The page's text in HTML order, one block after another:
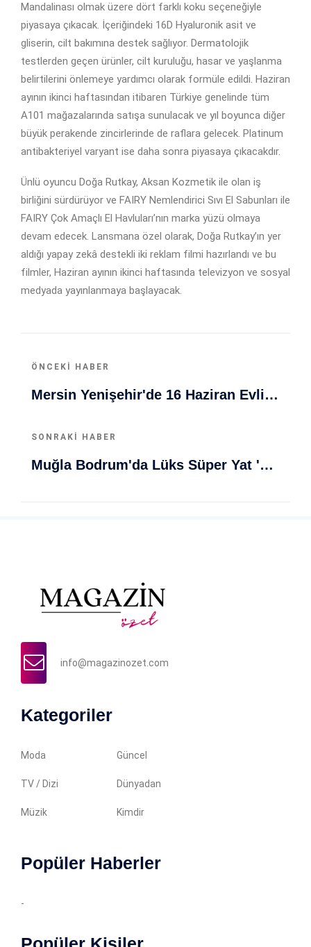
Mandalinası olmak üzere dört farklı koku seçeneğiyle
piyasaya çıkacak. İçeriğindeki 16D Hyaluronik asit ve
gliserin, cilt bakımına destek sağlıyor. Dermatolojik
testlerden geçen ürünler, cilt kuruluğu, hasar ve yaşlanma
belirtilerini önlemeye yardımcı olarak formüle edildi. Haziran
ayının ikinci haftasından itibaren Türkiye genelinde tüm
A101 mağazalarında satışa sunulacak ve yıl boyunca diğer
büyük perakende zincirlerinde de raflara gelecek. Platinum
antibakteriyel varyant ise daha sonra piyasaya çıkacakdır.
Ünlü oyuncu Doğa Rutkay, Aksan Kozmetik ile olan iş
birliğini sürdürüyor ve FAIRY Nemlendirici Sıvı El Sabunları ile
FAIRY Çok Amaçlı El Havluları’nın marka yüzü olmaya
devam edecek. Lansmana özel olarak, Doğa Rutkay’ın yer
aldığı yapay zekâ destekli iki reklam filmi hazırlandı ve bu
filmler, Haziran ayının ikinci haftasında televizyon ve sosyal
medyada yayınlanmaya başlayacak.
ÖNCEKI HABER
Mersin Yenişehir'de 16 Haziran Evlilik Günü Rüzgarı
SONRAKI HABER
Muğla Bodrum'da Lüks Süper Yat 'Golden Odyssey' Demirledi
info@magazinozet.com
Kategoriler
Moda Güncel
TV / Dizi Dünyadan
Müzik Kimdir
Popüler Haberler
-